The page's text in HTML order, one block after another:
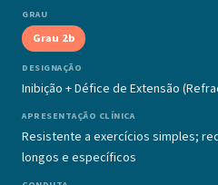
Grau 2b
Inibição + Défice de Extensão
Resistente a exercícios simples;
longos e específicos